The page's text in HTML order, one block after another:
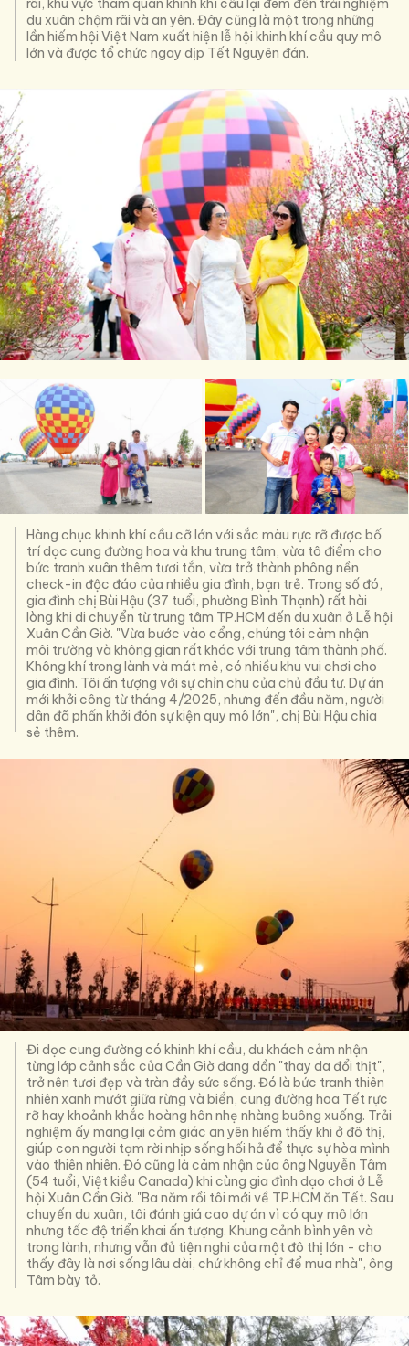
du xuân chậm rãi và an yên. Đây cũng là một trong những
lần hiếm hội Việt Nam xuất hiện lễ hội khinh khí cầu quy mô
lớn và được tổ chức ngay dịp Tết Nguyên đán.
Hàng chục khinh khí cầu cỡ lớn với sắc màu rực rỡ được bố
trí dọc cung đường hoa và khu trung tâm, vừa tô điểm cho
bức tranh xuân thêm tươi tắn, vừa trở thành phông nền
check-in độc đáo của nhiều gia đình, bạn trẻ. Trong số đó,
gia đình chị Bùi Hậu (37 tuổi, phường Bình Thạnh) rất hài
lòng khi di chuyển từ trung tâm TP.HCM đến du xuân ở Lễ hội
Xuân Cần Giờ. "Vừa bước vào cổng, chúng tôi cảm nhận
môi trường và không gian rất khác với trung tâm thành phố.
Không khí trong lành và mát mẻ, có nhiều khu vui chơi cho
gia đình. Tôi ấn tượng với sự chỉn chu của chủ đầu tư. Dự án
mới khởi công từ tháng 4/2025, nhưng đến đầu năm, người
dân đã phấn khởi đón sự kiện quy mô lớn", chị Bùi Hậu chia
sẻ thêm.
Đi dọc cung đường có khinh khí cầu, du khách cảm nhận
từng lớp cảnh sắc của Cần Giờ đang dần "thay da đổi thịt",
trở nên tươi đẹp và tràn đầy sức sống. Đó là bức tranh thiên
nhiên xanh mướt giữa rừng và biển, cung đường hoa Tết rực
rỡ hay khoảnh khắc hoàng hôn nhẹ nhàng buông xuống. Trải
nghiệm ấy mang lại cảm giác an yên hiếm thấy khi ở đô thị,
giúp con người tạm rời nhịp sống hối hả để thực sự hòa mình
vào thiên nhiên. Đó cũng là cảm nhận của ông Nguyễn Tâm
(54 tuổi, Việt kiều Canada) khi cùng gia đình dạo chơi ở Lễ
hội Xuân Cần Giờ. "Ba năm rồi tôi mới về TP.HCM ăn Tết. Sau
chuyến du xuân, tôi đánh giá cao dự án vì có quy mô lớn
nhưng tốc độ triển khai ấn tượng. Khung cảnh bình yên và
trong lành, nhưng vẫn đủ tiện nghi của một đô thị lớn - cho
thấy đây là nơi sống lâu dài, chứ không chỉ để mua nhà", ông
Tâm bày tỏ.